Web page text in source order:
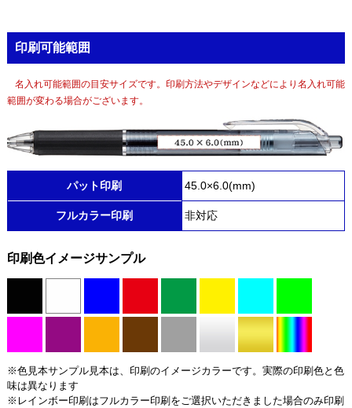
印刷可能範囲
名入れ可能範囲の目安サイズです。印刷方法やデザインなどにより名入れ可能
範囲が変わる場合がございます。
パット印刷 45.0×6.0(mm)
フルカラー印刷 非対応
印刷色イメージサンプル
※色見本サンプル見本は、印刷のイメージカラーです。実際の印刷色と色
味は異なります
※レインボー印刷はフルカラー印刷をご選択いただきました場合のみ印刷